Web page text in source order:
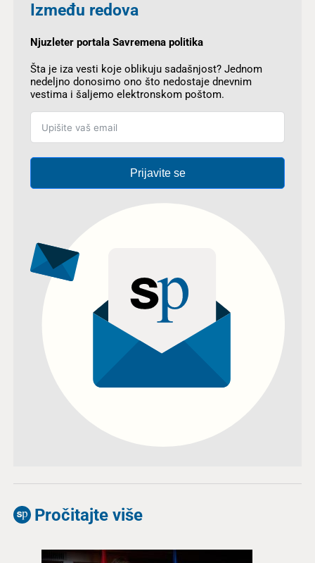
Između redova
Njuzleter portala Savremena politika
Šta je iza vesti koje oblikuju sadašnjost? Jednom
nedeljno donosimo ono što nedostaje dnevnim
vestima i šaljemo elektronskom poštom.
Prijavite se
Pročitajte više